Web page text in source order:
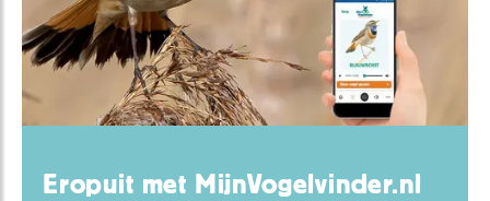
Eropuit met MijnVogelvinder.nl